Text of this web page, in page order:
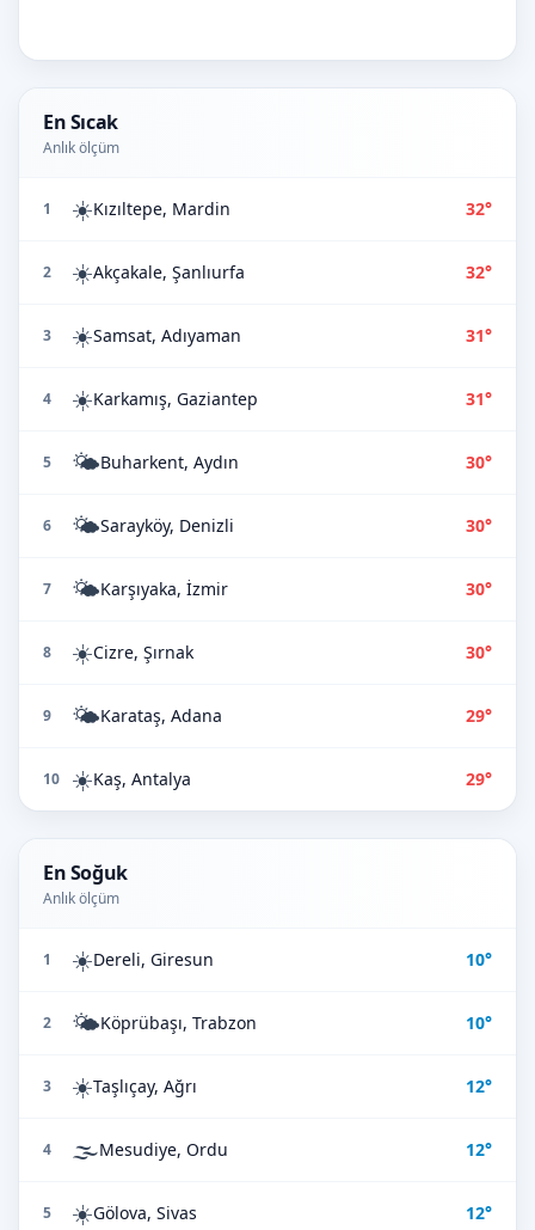
En Sıcak
Anlık ölçüm
1 ☀️Kızıltepe, Mardin 32°
2 ☀️Akçakale, Şanlıurfa 32°
3 ☀️Samsat, Adıyaman 31°
4 ☀️Karkamış, Gaziantep 31°
5 🌤️Buharkent, Aydın 30°
6 🌤️Sarayköy, Denizli 30°
7 🌤️Karşıyaka, İzmir 30°
8 ☀️Cizre, Şırnak 30°
9 🌤️Karataş, Adana 29°
10 ☀️Kaş, Antalya 29°
En Soğuk
Anlık ölçüm
1 ☀️Dereli, Giresun 10°
2 🌤️Köprübaşı, Trabzon 10°
3 ☀️Taşlıçay, Ağrı 12°
4 🌫️Mesudiye, Ordu 12°
5 ☀️Gölova, Sivas 12°